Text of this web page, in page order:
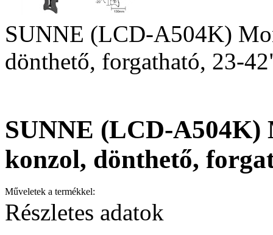
SUNNE (LCD-A504K)
dönthető, forgatható, 23-
SUNNE (LCD-
konzol, dönthető,
Műveletek a termékkel:
Részletes adatok